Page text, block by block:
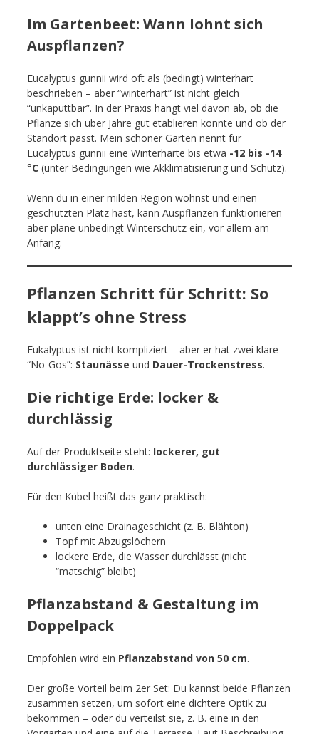
Im Gartenbeet: Wann lohnt sich
Auspflanzen?
Eucalyptus gunnii wird oft als (bedingt) winterhart
beschrieben – aber “winterhart” ist nicht gleich
“unkaputtbar”. In der Praxis hängt viel davon ab, ob die
Pflanze sich über Jahre gut etablieren konnte und ob der
Standort passt. Mein schöner Garten nennt für
Eucalyptus gunnii eine Winterhärte bis etwa -12 bis -14
°C (unter Bedingungen wie Akklimatisierung und Schutz).
Wenn du in einer milden Region wohnst und einen
geschützten Platz hast, kann Auspflanzen funktionieren –
aber plane unbedingt Winterschutz ein, vor allem am
Anfang.
Pflanzen Schritt für Schritt: So
klappt’s ohne Stress
Eukalyptus ist nicht kompliziert – aber er hat zwei klare
“No-Gos”: Staunässe und Dauer-Trockenstress.
Die richtige Erde: locker &
durchlässig
Auf der Produktseite steht: lockerer, gut
durchlässiger Boden.
Für den Kübel heißt das ganz praktisch:
unten eine Drainageschicht (z. B. Blähton)
Topf mit Abzugslöchern
lockere Erde, die Wasser durchlässt (nicht
“matschig” bleibt)
Pflanzabstand & Gestaltung im
Doppelpack
Empfohlen wird ein Pflanzabstand von 50 cm.
Der große Vorteil beim 2er Set: Du kannst beide Pflanzen
zusammen setzen, um sofort eine dichtere Optik zu
bekommen – oder du verteilst sie, z. B. eine in den